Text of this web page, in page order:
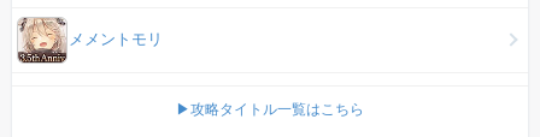
メメントモリ
▶攻略タイトル一覧はこちら